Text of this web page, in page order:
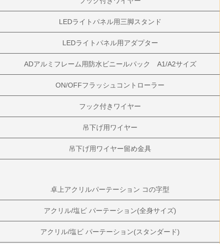
LEDライトパネル用三脚スタンド
LEDライトパネル用アダプター
ADアルミフレーム用防水ビニールパック A1/A2サイズ
ON/OFFフラッシュコントローラー
フック付きワイヤー
吊下げ用ワイヤー
吊下げ用ワイヤー留め金具
卓上アクリルパーテーション コの字型
アクリル/塩ビ パーテーション(全身サイズ)
アクリル/塩ビ パーテーション(スタンダード)